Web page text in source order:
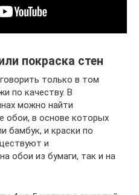
покраска стен
только в том
по качеству. В
можно найти
обои, в основе которых
бамбук, и краски по
и
обои из бумаги, так и на